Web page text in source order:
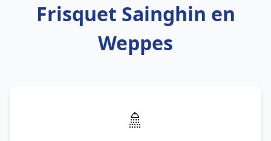
Frisquet Sainghin en
Weppes
🚿